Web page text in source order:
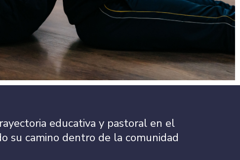
educativa y pastoral en el
su camino dentro de la comunidad